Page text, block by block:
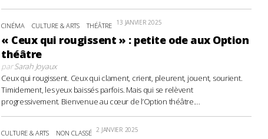
CINÉMA CULTURE & ARTS THÉÂTRE 13 JANVIER 2025
« Ceux qui rougissent » : petite ode aux Option
théâtre
parSarah Joyaux
Ceux qui rougissent. Ceux qui clament, crient, pleurent, jouent, sourient.
Timidement, les yeux baissés parfois. Mais qui se relèvent
progressivement. Bienvenue au cœur de l’Option théâtre....
CULTURE & ARTS NON CLASSÉ 2 JANVIER 2025